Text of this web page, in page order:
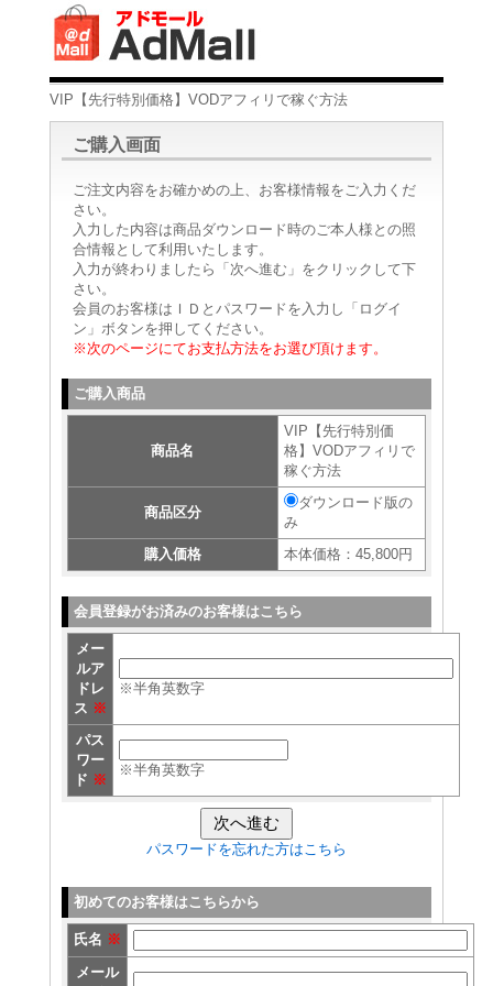
VIP【先行特別価格】VODアフィリで稼ぐ方法
ご購入画面
ご注文内容をお確かめの上、お客様情報をご入力くだ
さい。
入力した内容は商品ダウンロード時のご本人様との照
合情報として利用いたします。
入力が終わりましたら「次へ進む」をクリックして下
さい。
会員のお客様はＩＤとパスワードを入力し「ログイ
ン」ボタンを押してください。
※次のページにてお支払方法をお選び頂けます。
ご購入商品
商品名
VIP【先行特別価
格】VODアフィリで
稼ぐ方法
商品区分
ダウンロード版の
み
購入価格
本体価格：45,800円
会員登録がお済みのお客様はこちら
メー
ルア
ドレ
ス ※
※半角英数字
パス
ワー
ド ※
※半角英数字
パスワードを忘れた方はこちら
初めてのお客様はこちらから
氏名 ※
メール